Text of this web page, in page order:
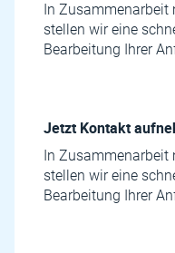
In Zusammenarbeit
stellen wir eine
Bearbeitung Ihrer
Jetzt Kontakt
In Zusammenarbeit
stellen wir eine
Bearbeitung Ihrer